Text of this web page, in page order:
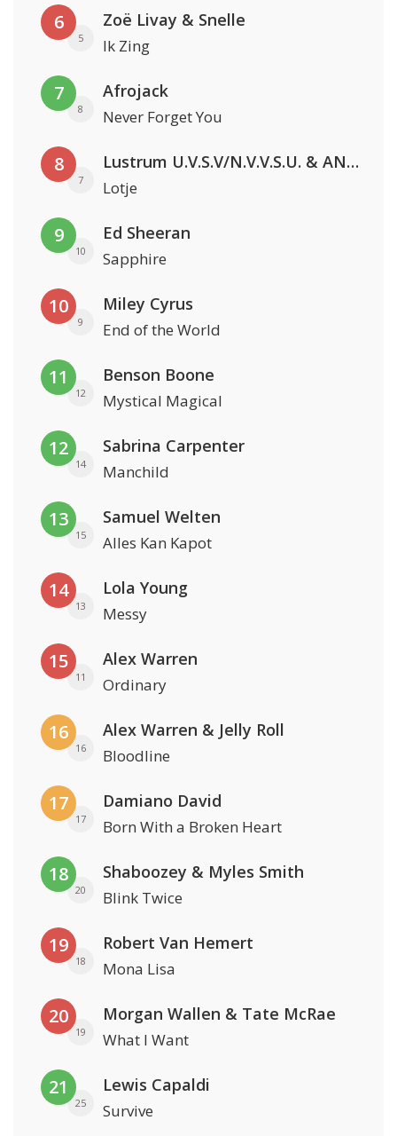
6
5
Zoë Livay & Snelle
Ik Zing
7
8
Afrojack
Never Forget You
8
7
Lustrum U.V.S.V/N.V.V.S.U. & ANNO ONS & Jopke van Dobbenburgh & Roeland Beelen
Lotje
9
10
Ed Sheeran
Sapphire
10
9
Miley Cyrus
End of the World
11
12
Benson Boone
Mystical Magical
12
14
Sabrina Carpenter
Manchild
13
15
Samuel Welten
Alles Kan Kapot
14
13
Lola Young
Messy
15
11
Alex Warren
Ordinary
16
16
Alex Warren & Jelly Roll
Bloodline
17
17
Damiano David
Born With a Broken Heart
18
20
Shaboozey & Myles Smith
Blink Twice
19
18
Robert Van Hemert
Mona Lisa
20
19
Morgan Wallen & Tate McRae
What I Want
21
25
Lewis Capaldi
Survive